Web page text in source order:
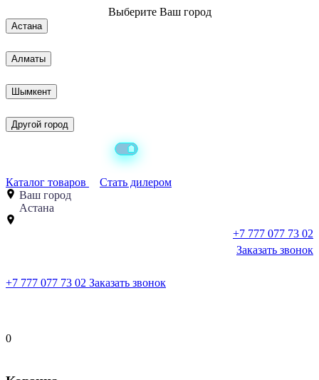
Выберите Ваш город
Астана
Алматы
Шымкент
Другой город
Каталог товаров
Стать дилером
Ваш город
Астана
+7 777 077 73 02
Заказать звонок
+7 777 077 73 02 Заказать звонок
0